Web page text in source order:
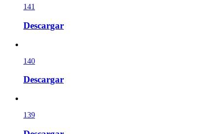
141
Descargar
140
Descargar
139